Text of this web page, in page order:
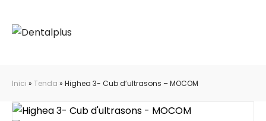
Inici » Tenda » Highea 3- Cub d’ultrasons – MOCOM